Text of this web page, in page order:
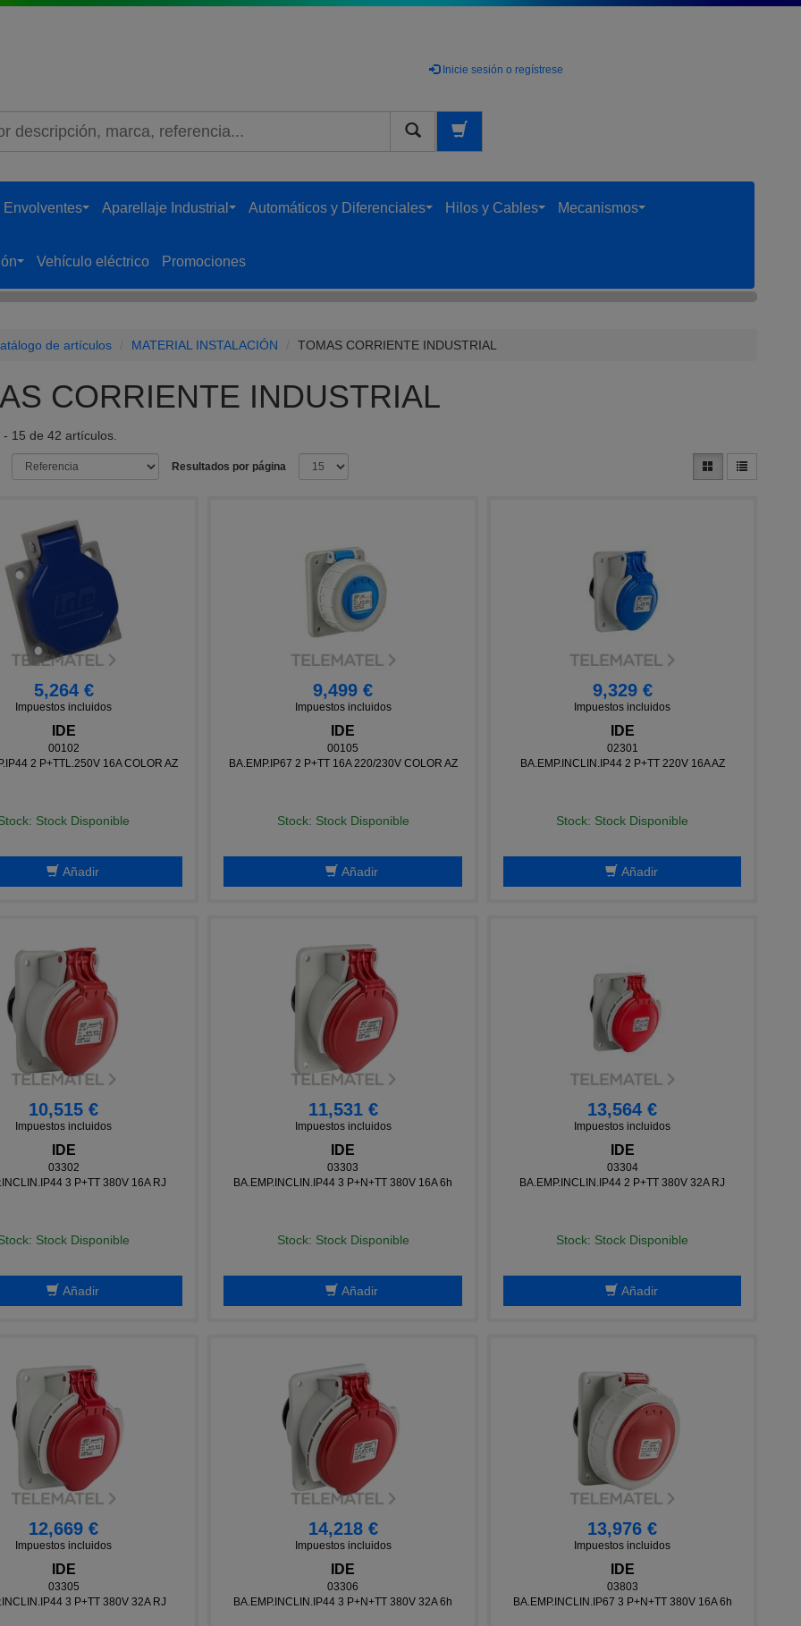
Inicie sesión o regístrese
Buscar
Envolventes Aparellaje Industrial Automáticos y Diferenciales Hilos y Cables Mecanismos
Vehículo eléctrico Promociones
de artículos MATERIAL INSTALACIÓN TOMAS CORRIENTE INDUSTRIAL
CORRIENTE INDUSTRIAL
15 de 42 artículos.
Resultados por página
5,264 €
Impuestos incluidos
IDE
00102
2 P+TTL.250V 16A COLOR AZ
Stock Disponible
Añadir
9,499 €
Impuestos incluidos
IDE
00105
BA.EMP.IP67 2 P+TT 16A 220/230V COLOR AZ
Stock: Stock Disponible
Añadir
9,329 €
Impuestos incluidos
IDE
02301
BA.EMP.INCLIN.IP44 2 P+TT 220V 16A AZ
Stock: Stock Disponible
Añadir
10,515 €
Impuestos incluidos
IDE
03302
3 P+TT 380V 16A RJ
Stock Disponible
Añadir
11,531 €
Impuestos incluidos
IDE
03303
BA.EMP.INCLIN.IP44 3 P+N+TT 380V 16A 6h
Stock: Stock Disponible
Añadir
13,564 €
Impuestos incluidos
IDE
03304
BA.EMP.INCLIN.IP44 2 P+TT 380V 32A RJ
Stock: Stock Disponible
Añadir
12,669 €
Impuestos incluidos
IDE
03305
3 P+TT 380V 32A RJ
14,218 €
Impuestos incluidos
IDE
03306
BA.EMP.INCLIN.IP44 3 P+N+TT 380V 32A 6h
13,976 €
Impuestos incluidos
IDE
03803
BA.EMP.INCLIN.IP67 3 P+N+TT 380V 16A 6h